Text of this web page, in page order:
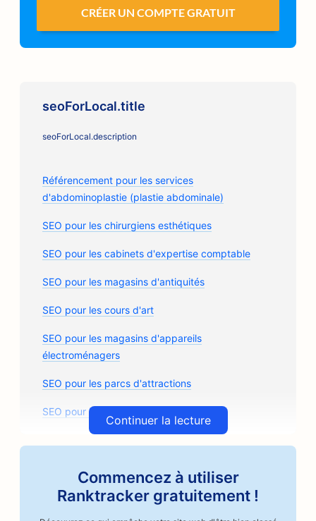
CRÉER UN COMPTE GRATUIT
seoForLocal.title
seoForLocal.description
Référencement pour les services
d'abdominoplastie (plastie abdominale)
SEO pour les chirurgiens esthétiques
SEO pour les cabinets d'expertise comptable
SEO pour les magasins d'antiquités
SEO pour les cours d'art
SEO pour les magasins d'appareils
électroménagers
SEO pour les parcs d'attractions
SEO pour les arcades
SEO pour Artisan Coffee Roasters
SEO pour les magasins de pièces détachées
Continuer la lecture
Commencez à utiliser
Ranktracker gratuitement !